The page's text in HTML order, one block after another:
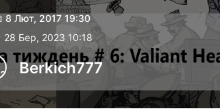
8 Лют, 2017 19:30
28 Бер, 2023 10:18
Berkich777